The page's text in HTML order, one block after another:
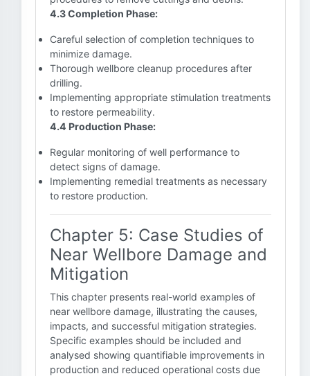
4.3 Completion Phase:
Careful selection of completion techniques to
minimize damage.
Thorough wellbore cleanup procedures after
drilling.
Implementing appropriate stimulation treatments
to restore permeability.
4.4 Production Phase:
Regular monitoring of well performance to
detect signs of damage.
Implementing remedial treatments as necessary
to restore production.
Chapter 5: Case Studies of
Near Wellbore Damage and
Mitigation
This chapter presents real-world examples of
near wellbore damage, illustrating the causes,
impacts, and successful mitigation strategies.
Specific examples should be included and
analysed showing quantifiable improvements in
production and reduced operational costs due